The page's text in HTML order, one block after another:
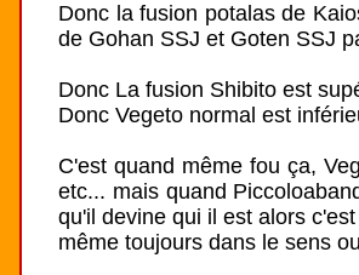
Donc la fusion potalas de
de Gohan SSJ et Goten SSJ
Donc La fusion Shibito est
Donc Vegeto normal est
C'est quand même fou ça,
etc... mais quand
qu'il devine qui il est alors
même toujours dans le sens